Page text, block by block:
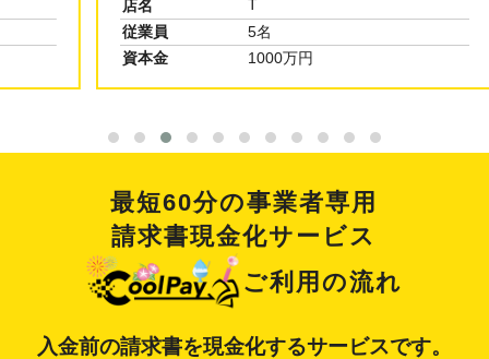
1000万円
最短60分の事業者専用
請求書現金化サービス
ご利用の流れ
入金前の請求書を現金化するサービスです。